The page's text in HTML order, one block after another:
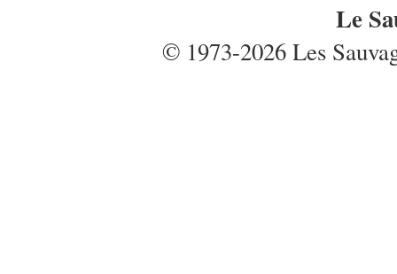
Le
© 1973-2026 Les